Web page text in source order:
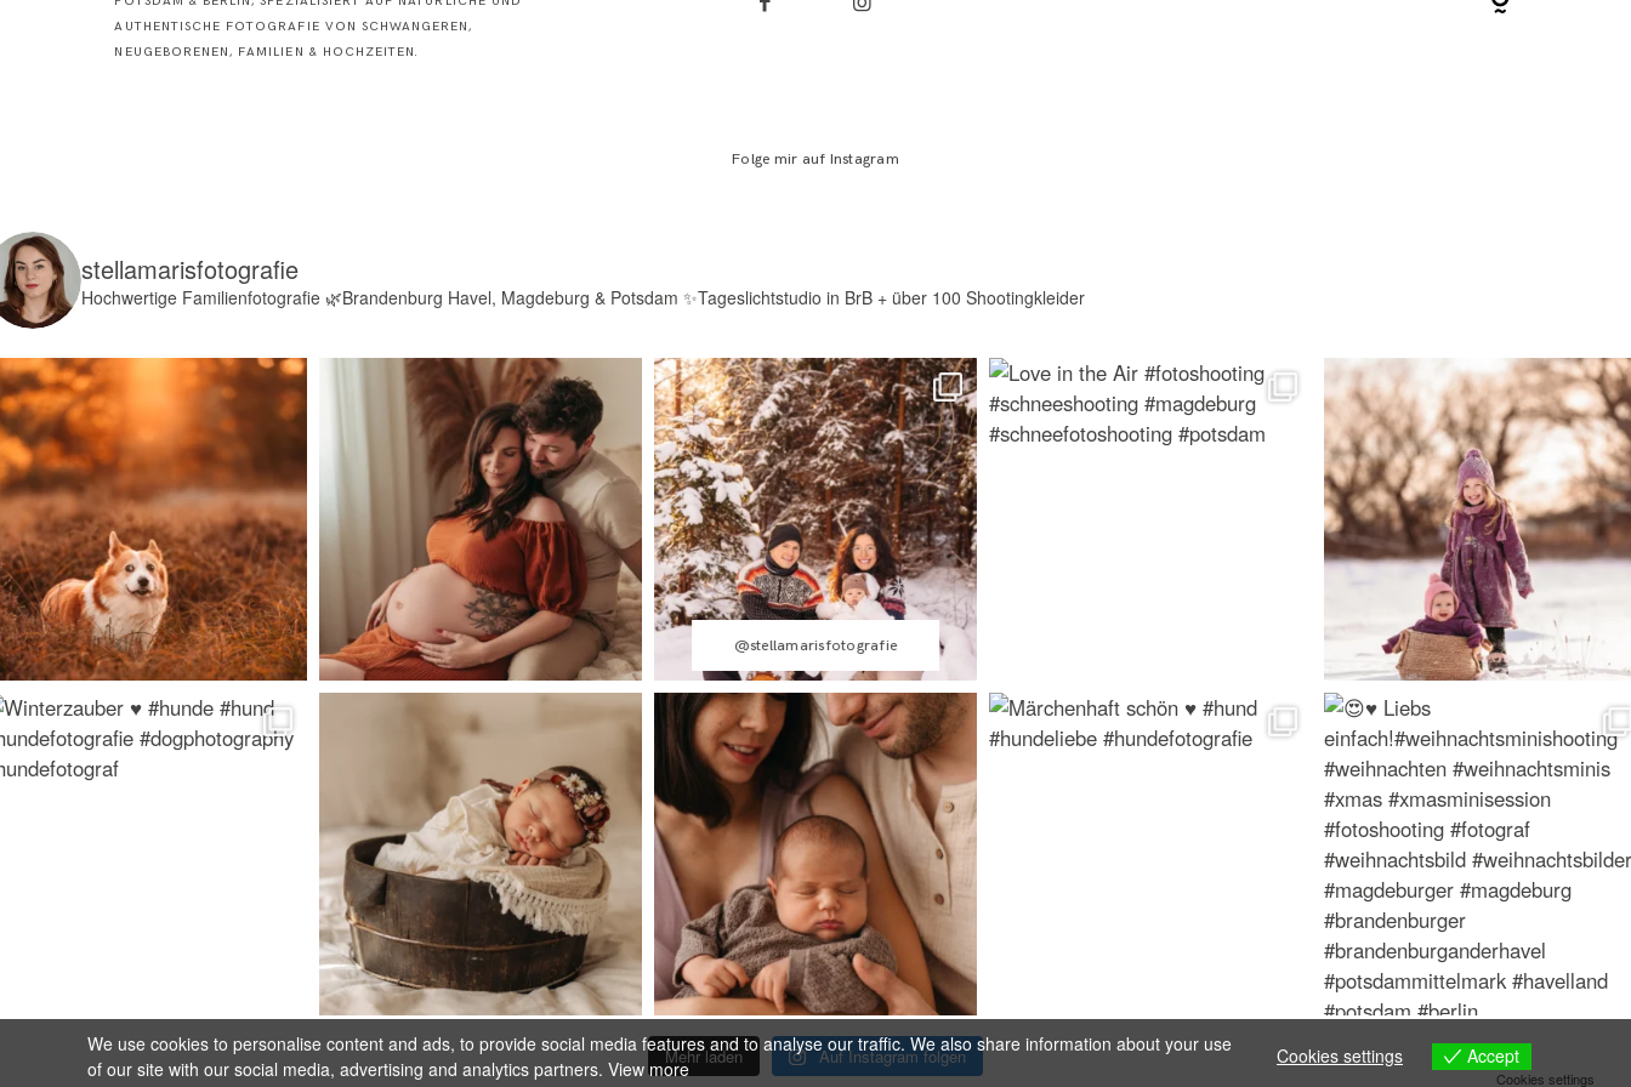
AUTHENTISCHE FOTOGRAFIE VON SCHWANGEREN,
NEUGEBORENEN, FAMILIEN & HOCHZEITEN.
Folge mir auf Instagram
@stellamarisfotografie
stellamarisfotografie
Hochwertige Familienfotografie🌿Brandenburg Havel, Magdeburg & Potsdam ✨Tageslichtstudio in BrB + über 100 Shootingkleider
Mehr laden Auf Instagram folgen
We use cookies to personalise content and ads, to provide social media features and to analyse our traffic. We also share information about your use
of our site with our social media, advertising and analytics partners. View more
Cookies settings Accept
Cookies settings